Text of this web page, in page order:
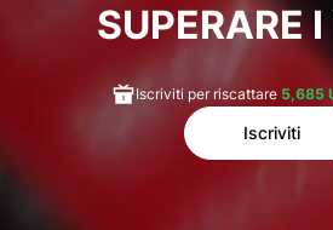
SUPERARE
Iscriviti per riscattare 5,685
Iscriviti